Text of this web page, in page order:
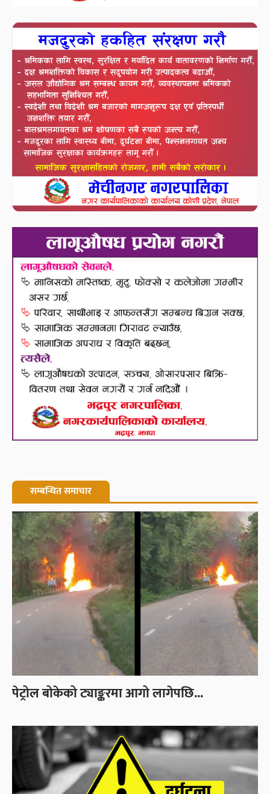
सम्बन्धित समाचार
पेट्रोल बोकेको ट्याङ्करमा आगो लागेपछि...